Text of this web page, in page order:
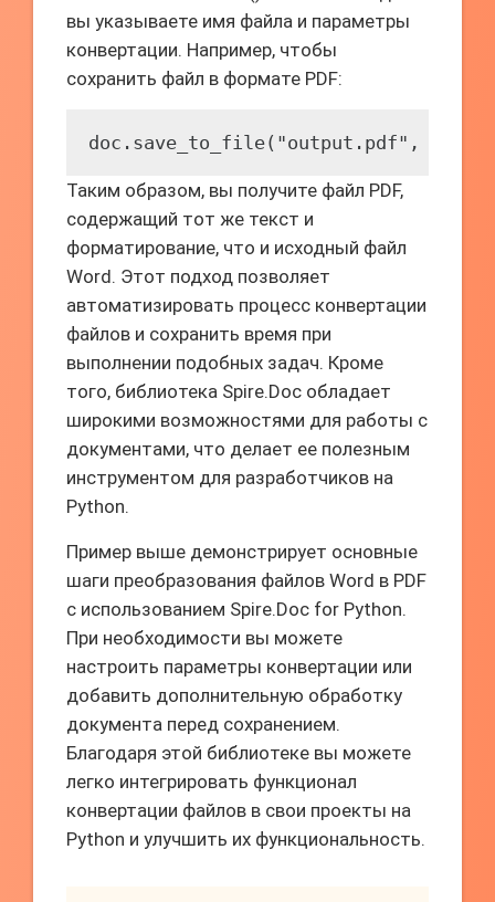
вы указываете имя файла и параметры
конвертации. Например, чтобы
сохранить файл в формате PDF:
doc.save_to_file("output.pdf",
Таким образом, вы получите файл PDF,
содержащий тот же текст и
форматирование, что и исходный файл
Word. Этот подход позволяет
автоматизировать процесс конвертации
файлов и сохранить время при
выполнении подобных задач. Кроме
того, библиотека Spire.Doc обладает
широкими возможностями для работы с
документами, что делает ее полезным
инструментом для разработчиков на
Python.
Пример выше демонстрирует основные
шаги преобразования файлов Word в PDF
с использованием Spire.Doc for Python.
При необходимости вы можете
настроить параметры конвертации или
добавить дополнительную обработку
документа перед сохранением.
Благодаря этой библиотеке вы можете
легко интегрировать функционал
конвертации файлов в свои проекты на
Python и улучшить их функциональность.